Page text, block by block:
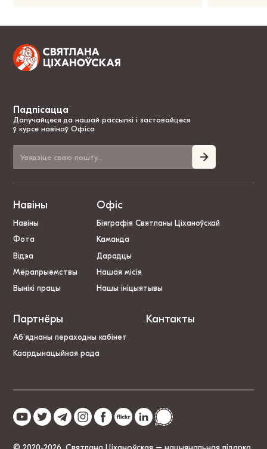
Падпісацца
Далучайцеся да нашай рассылкі і заставайцеся
ў курсе навінаў Офіса
Навіны
Навіны
Фота
Відэа
Мерапрыемствы
Вынікі працы
Офіс
Біяграфія Святланы Ціханоўскай
Каманда
Дарадцы
Нашая місія
Нашы ініцыятывы
Партнёры
Аб’яднаны пераходны кабінет
Каардынацыйная рада
Кантакты